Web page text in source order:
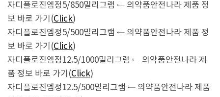
자디플로진엠정5/850밀리그램 ← 의약품안전나라 제품 정
보 바로 가기(Click)
자디플로진엠정5/500밀리그램 ← 의약품안전나라 제품 정
보 바로 가기(Click)
자디플로진엠정12.5/1000밀리그램 ← 의약품안전나라 제
품 정보 바로 가기(Click)
자디플로진엠정12.5/500밀리그램 ← 의약품안전나라 제품